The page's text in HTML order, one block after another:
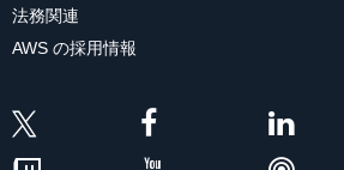
法務関連
AWS の採用情報